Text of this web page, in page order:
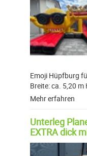
Emoji Hüpfburg
Breite: ca. 5,20
Mehr erfahren
Unterleg
EXTRA dick